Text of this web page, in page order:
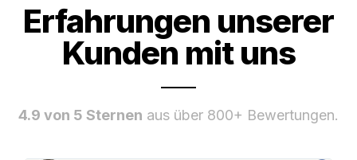
Erfahrungen unserer
Kunden mit uns
4.9 von 5 Sternen aus über 800+ Bewertungen.